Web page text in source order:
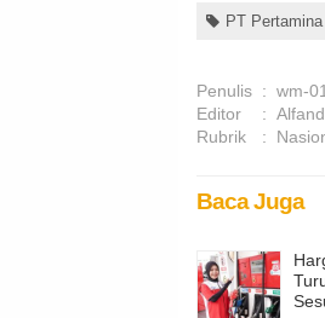
PT
Penulis : wm-
Editor
:
Rubrik
:
Baca Juga